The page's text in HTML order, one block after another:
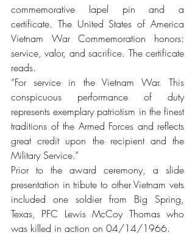
commemorative lapel pin and a
certificate. The United States of America
Vietnam War Commemoration honors:
service, valor, and sacrifice. The certificate
reads.
“For service in the Vietnam War. This
conspicuous performance of duty
represents exemplary patriotism in the finest
traditions of the Armed Forces and reflects
great credit upon the recipient and the
Military Service.”
Prior to the award ceremony, a slide
presentation in tribute to other Vietnam vets
included one soldier from Big Spring,
Texas, PFC Lewis McCoy Thomas who
was killed in action on 04/14/1966.